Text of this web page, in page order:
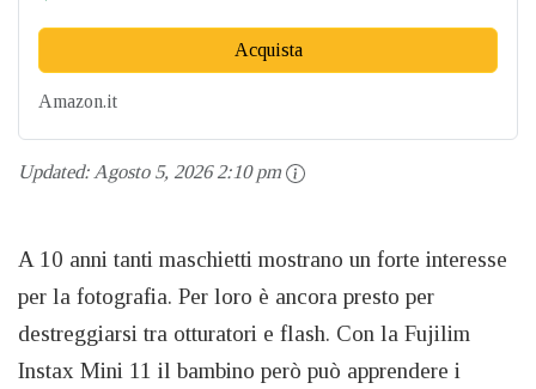
Acquista
Amazon.it
Updated: Agosto 5, 2026 2:10 pm
A 10 anni tanti maschietti mostrano un forte interesse
per la fotografia. Per loro è ancora presto per
destreggiarsi tra otturatori e flash. Con la Fujilim
Instax Mini 11 il bambino però può apprendere i